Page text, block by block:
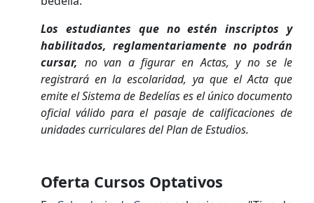
Los estudiantes que no estén inscriptos y
habilitados, reglamentariamente no podrán
cursar, no van a figurar en Actas, y no se le
registrará en la escolaridad, ya que el Acta que
emite el Sistema de Bedelías es el único documento
oficial válido para el pasaje de calificaciones de
unidades curriculares del Plan de Estudios.
Oferta Cursos Optativos